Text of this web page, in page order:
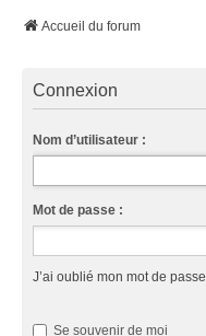
Accueil du forum
Connexion
Nom d’utilisateur :
Mot de passe :
J’ai oublié mon mot de passe
Se souvenir de moi